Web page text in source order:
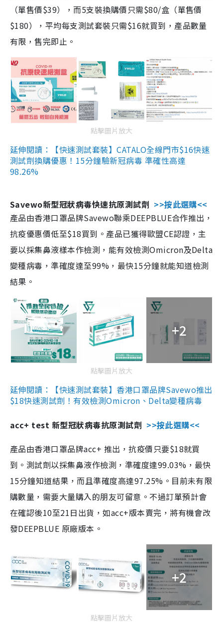
（單售價$39），而5支裝換購價只需$80/盒（單售價
$180），平均每支測試套裝只需$16就買到，產品數量
有限，售完即止。
點擊圖片放大
延伸閱讀：【快速測試套裝】CATALO全線門市$16快速
測試劑換購優惠！15分鐘驗新冠病毒 準確性高達
98.26%
Savewo新型冠狀病毒快速抗原測試劑 >>按此選購<<
產品由香港口罩品牌Savewo聯乘DEEPBLUE合作推出，
抗疫優惠價低至$18買到。產品已獲得歐盟CE認證，主
要以採集鼻液樣本作檢測，能有效檢測Omicron及Delta
變種病毒，準確度達至99%，最快15分鐘就能知道檢測
結果。
+2
點擊圖片放大
延伸閱讀：【快速測試套裝】香港口罩品牌Savewo推出
$18快速測試劑！有效檢測Omicron、Delta變種病毒
acc+ test 新型冠狀病毒抗原測試劑 >>按此選購<<
產品由香港口罩品牌acc+ 推出，抗疫價只要$18就買
到。測試劑以採集鼻液作檢測，準確度達99.03%，最快
15分鐘知道結果，而且準確度高達97.25%。目前未有限
購數量，需要大量購入的朋友可留意。不過訂單預計會
在確認後10至21日出貨，如acc+版本賣完，將有機會改
發DEEPBLUE 原廠版本。
+2
點擊圖片放大